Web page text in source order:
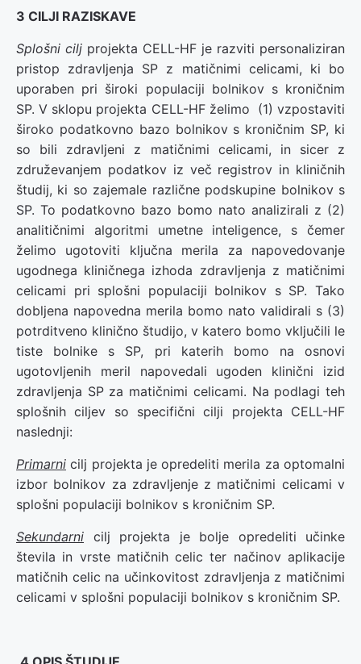
3 CILJI RAZISKAVE
Splošni cilj projekta CELL-HF je razviti personaliziran
pristop zdravljenja SP z matičnimi celicami, ki bo
uporaben pri široki populaciji bolnikov s kroničnim
SP. V sklopu projekta CELL-HF želimo (1) vzpostaviti
široko podatkovno bazo bolnikov s kroničnim SP, ki
so bili zdravljeni z matičnimi celicami, in sicer z
združevanjem podatkov iz več registrov in kliničnih
študij, ki so zajemale različne podskupine bolnikov s
SP. To podatkovno bazo bomo nato analizirali z (2)
analitičnimi algoritmi umetne inteligence, s čemer
želimo ugotoviti ključna merila za napovedovanje
ugodnega kliničnega izhoda zdravljenja z matičnimi
celicami pri splošni populaciji bolnikov s SP. Tako
dobljena napovedna merila bomo nato validirali s (3)
potrditveno klinično študijo, v katero bomo vključili le
tiste bolnike s SP, pri katerih bomo na osnovi
ugotovljenih meril napovedali ugoden klinični izid
zdravljenja SP za matičnimi celicami. Na podlagi teh
splošnih ciljev so specifični cilji projekta CELL-HF
naslednji:
Primarni cilj projekta je opredeliti merila za optomalni
izbor bolnikov za zdravljenje z matičnimi celicami v
splošni populaciji bolnikov s kroničnim SP.
Sekundarni cilj projekta je bolje opredeliti učinke
števila in vrste matičnih celic ter načinov aplikacije
matičnih celic na učinkovitost zdravljenja z matičnimi
celicami v splošni populaciji bolnikov s kroničnim SP.